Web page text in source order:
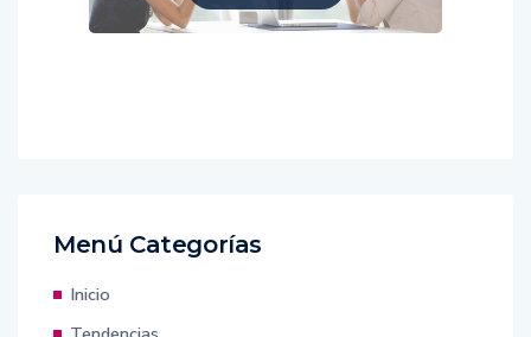
Menú Categorías
Inicio